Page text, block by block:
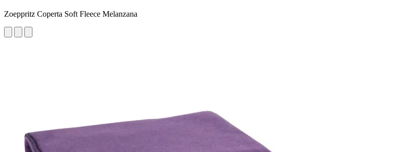
Zoeppritz Coperta Soft Fleece Melanzana